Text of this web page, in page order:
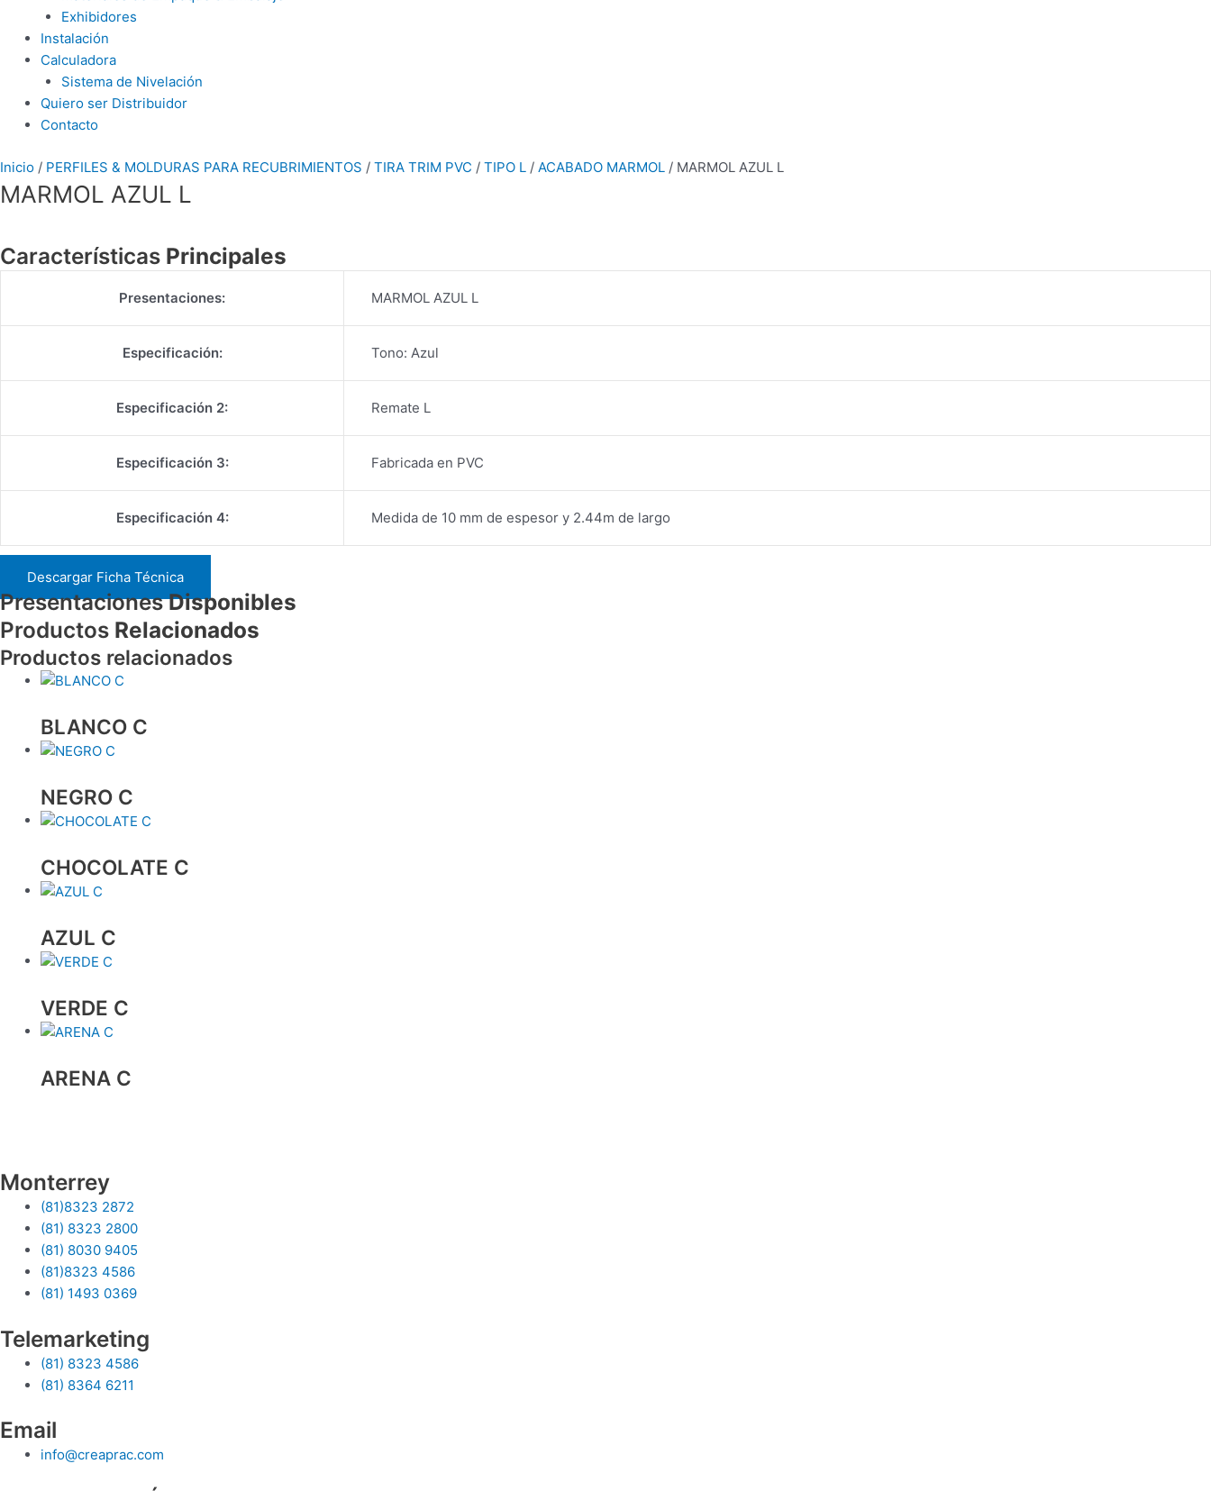
Exhibidores
Instalación
Calculadora
Sistema de Nivelación
Quiero ser Distribuidor
Contacto
Inicio / PERFILES & MOLDURAS PARA RECUBRIMIENTOS / TIRA TRIM PVC / TIPO L / ACABADO MARMOL / MARMOL AZUL L
MARMOL AZUL L
Características Principales
Presentaciones: MARMOL AZUL L
Especificación: Tono: Azul
Especificación 2: Remate L
Especificación 3: Fabricada en PVC
Especificación 4: Medida de 10 mm de espesor y 2.44m de largo
Descargar Ficha Técnica
PresentacionesDisponibles
Productos Relacionados
Productos relacionados
BLANCO C
NEGRO C
CHOCOLATE C
AZUL C
VERDE C
ARENA C
Monterrey
(81)8323 2872
(81) 8323 2800
(81) 8030 9405
(81)8323 4586
(81) 1493 0369
Telemarketing
(81) 8323 4586
(81) 8364 6211
Email
info@creaprac.com